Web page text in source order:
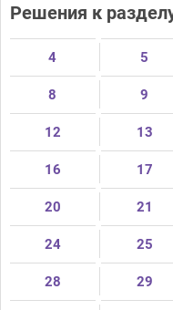
Решения к
4 5
8 9
12 13
16 17
20 21
24 25
28 29